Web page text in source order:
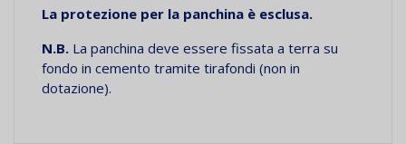
La protezione per la panchina è esclusa.
N.B. La panchina deve essere fissata a terra su
fondo in cemento tramite tirafondi (non in
dotazione).